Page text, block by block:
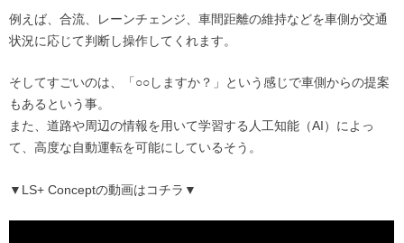
例えば、合流、レーンチェンジ、車間距離の維持などを車側が交通
状況に応じて判断し操作してくれます。
そしてすごいのは、「○○しますか？」という感じで車側からの提案
もあるという事。
また、道路や周辺の情報を用いて学習する人工知能（AI）によっ
て、高度な自動運転を可能にしているそう。
▼LS+ Conceptの動画はコチラ▼